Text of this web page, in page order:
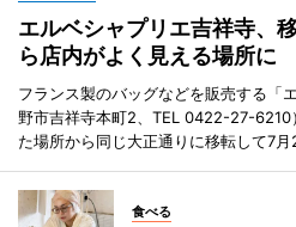
エルベシャプリエ吉祥寺、
ら店内がよく見える場所に
フランス製のバッグなどを販売する「
野市吉祥寺本町2、TEL 0422-27-6210
た場所から同じ大正通りに移転して7月
食べる